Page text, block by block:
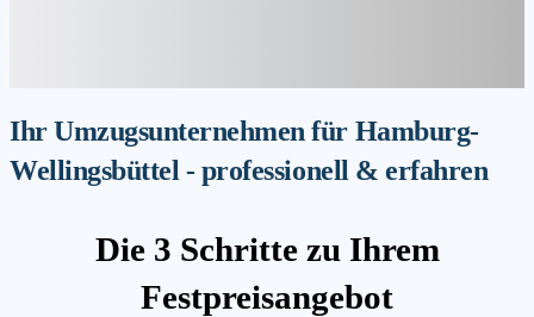
Ihr Umzugsunternehmen für Hamburg-
Wellingsbüttel - professionell & erfahren
Die 3 Schritte zu Ihrem
Festpreisangebot